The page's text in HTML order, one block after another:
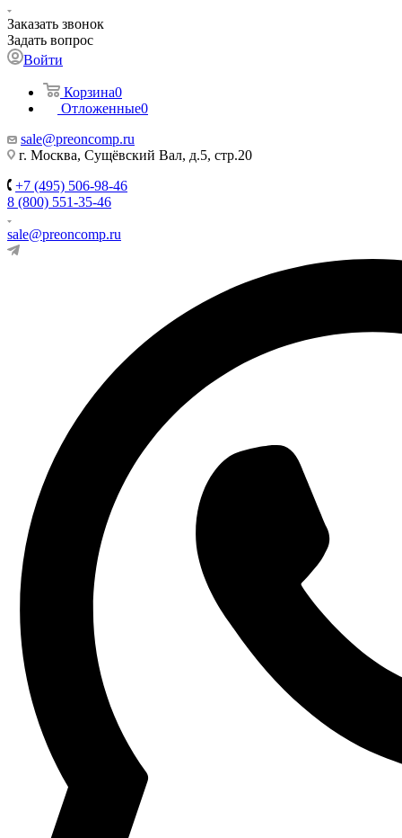
Заказать звонок
Задать вопрос
Войти
Корзина0
Отложенные0
sale@preoncomp.ru
г. Москва, Сущёвский Вал, д.5, стр.20
+7 (495) 506-98-46
8 (800) 551-35-46
sale@preoncomp.ru